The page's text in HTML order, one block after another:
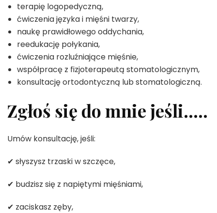
terapię logopedyczną,
ćwiczenia języka i mięśni twarzy,
naukę prawidłowego oddychania,
reedukację połykania,
ćwiczenia rozluźniające mięśnie,
współpracę z fizjoterapeutą stomatologicznym,
konsultację ortodontyczną lub stomatologiczną.
Zgłoś się do mnie jeśli…..
Umów konsultację, jeśli:
✔ słyszysz trzaski w szczęce,
✔ budzisz się z napiętymi mięśniami,
✔ zaciskasz zęby,